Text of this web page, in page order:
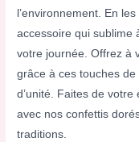
l’environnement. En
accessoire qui sublime
votre journée. Offrez à
grâce à ces touches
d’unité. Faites de
avec nos confettis
traditions.